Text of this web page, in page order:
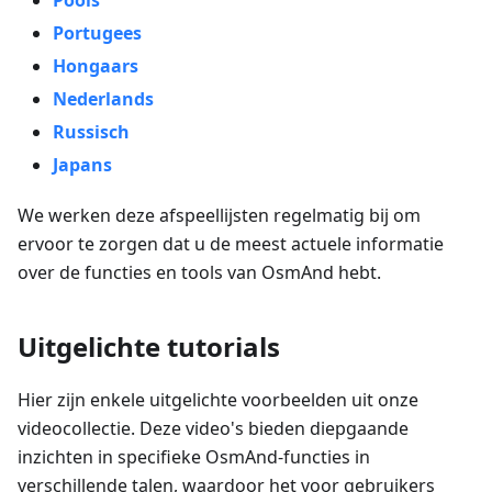
Portugees
Hongaars
Nederlands
Russisch
Japans
We werken deze afspeellijsten regelmatig bij om
ervoor te zorgen dat u de meest actuele informatie
over de functies en tools van OsmAnd hebt.
Uitgelichte tutorials
Hier zijn enkele uitgelichte voorbeelden uit onze
videocollectie. Deze video's bieden diepgaande
inzichten in specifieke OsmAnd-functies in
verschillende talen, waardoor het voor gebruikers